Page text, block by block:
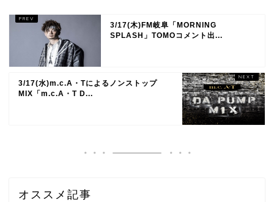
3/17(木)FM岐阜「MORNING
SPLASH」TOMOコメント出...
3/17(水)m.c.A・Tによるノンストップ
MIX「m.c.A・T D...
オススメ記事